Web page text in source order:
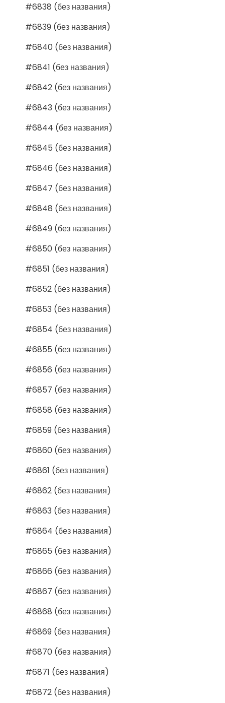
#6838 (без названия)
#6839 (без названия)
#6840 (без названия)
#6841 (без названия)
#6842 (без названия)
#6843 (без названия)
#6844 (без названия)
#6845 (без названия)
#6846 (без названия)
#6847 (без названия)
#6848 (без названия)
#6849 (без названия)
#6850 (без названия)
#6851 (без названия)
#6852 (без названия)
#6853 (без названия)
#6854 (без названия)
#6855 (без названия)
#6856 (без названия)
#6857 (без названия)
#6858 (без названия)
#6859 (без названия)
#6860 (без названия)
#6861 (без названия)
#6862 (без названия)
#6863 (без названия)
#6864 (без названия)
#6865 (без названия)
#6866 (без названия)
#6867 (без названия)
#6868 (без названия)
#6869 (без названия)
#6870 (без названия)
#6871 (без названия)
#6872 (без названия)